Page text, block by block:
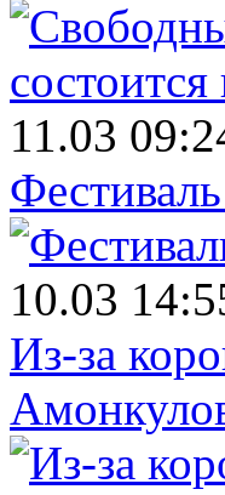
11.03
10.03
Из-за